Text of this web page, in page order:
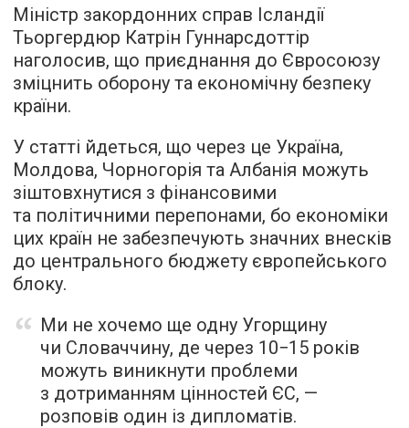
Міністр закордонних справ Ісландії
Тьоргердюр Катрін Гуннарсдоттір
наголосив, що приєднання до Євросоюзу
зміцнить оборону та економічну безпеку
країни.
У статті йдеться, що через це Україна,
Молдова, Чорногорія та Албанія можуть
зіштовхнутися з фінансовими
та політичними перепонами, бо економіки
цих країн не забезпечують значних внесків
до центрального бюджету європейського
блоку.
Ми не хочемо ще одну Угорщину
чи Словаччину, де через 10−15 років
можуть виникнути проблеми
з дотриманням цінностей ЄС, —
розповів один із дипломатів.